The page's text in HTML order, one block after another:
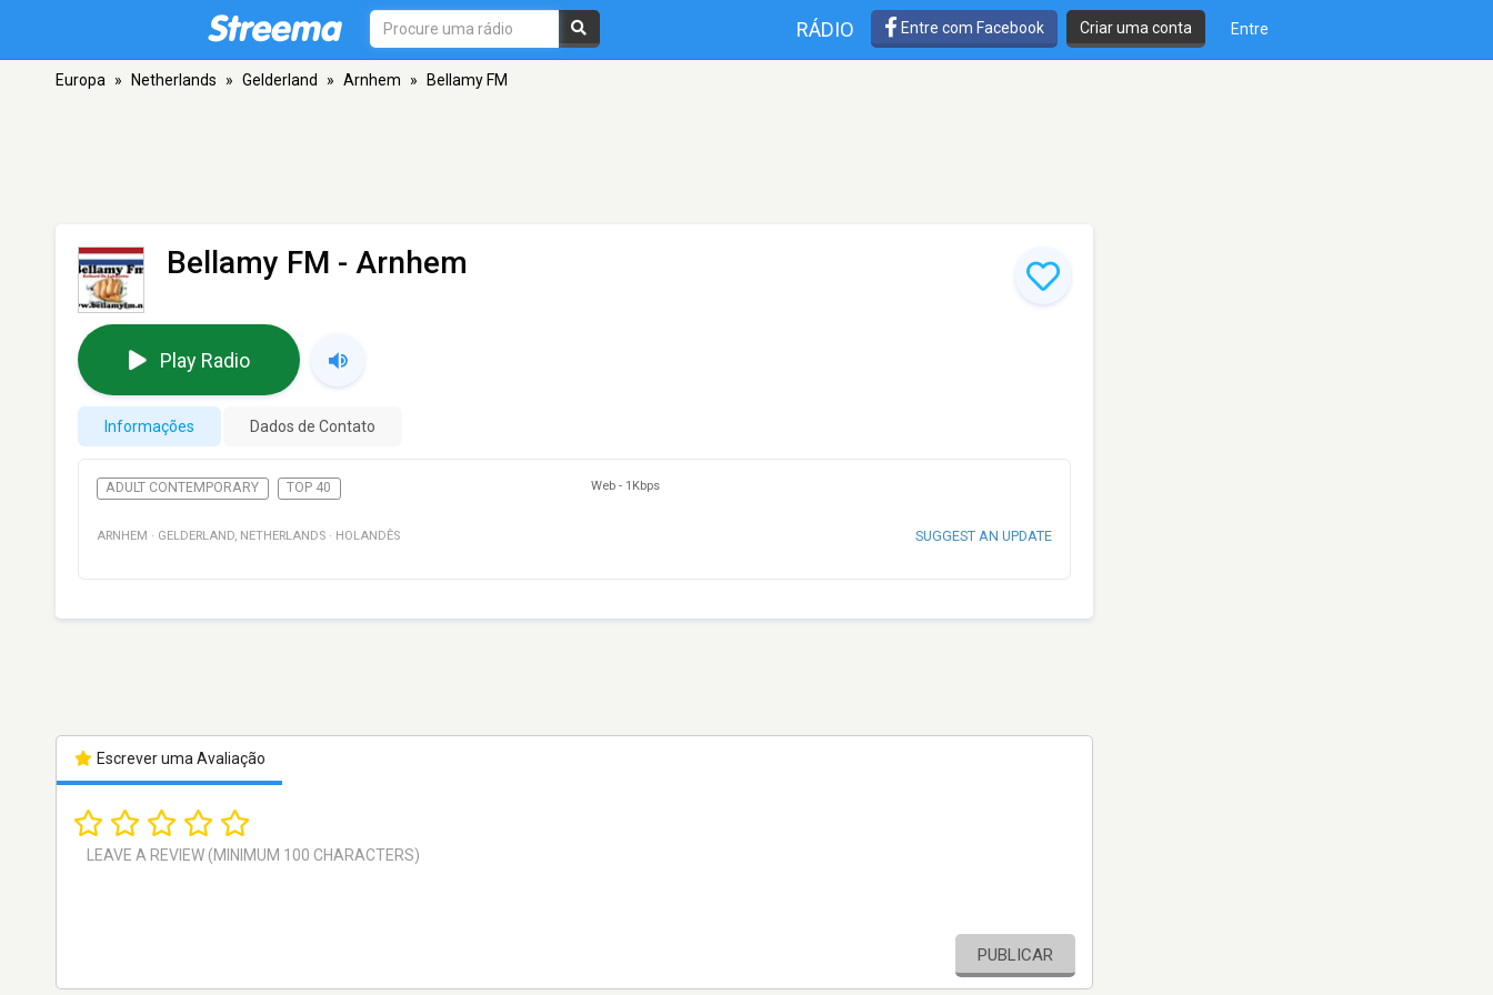
RÁDIO Entre com Facebook Criar uma conta Entre
Europa » Netherlands » Gelderland » Arnhem » Bellamy FM
Bellamy FM - Arnhem
Play Radio
Informações Dados de Contato
ADULT CONTEMPORARY TOP 40 Web - 1Kbps
ARNHEM · GELDERLAND, NETHERLANDS · HOLANDÊS SUGGEST AN UPDATE
Escrever uma Avaliação
PUBLICAR